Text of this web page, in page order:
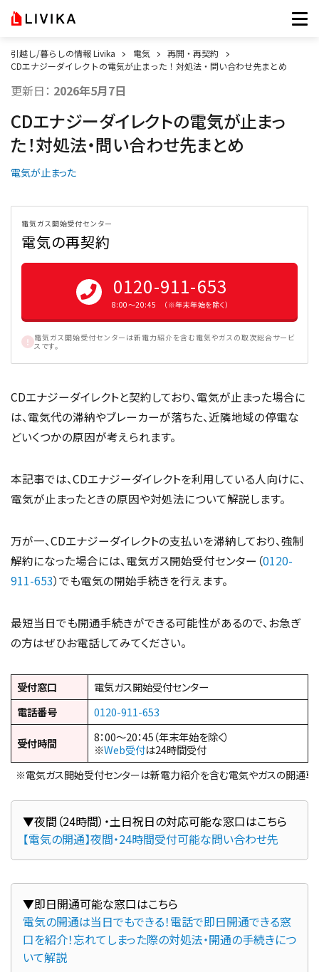
引越し/暮らしの情報 Livika 電気
再開・再契約
CDエナジーダイレクトの電気が止まった！対処法・問い合わせ先まとめ
更新日： 2026年5月7日
CDエナジーダイレクトの電気が止まっ
た！対処法・問い合わせ先まとめ
電気が止まった
電気ガス開始受付センター
電気の再契約
0120-911-653
8:00〜20:45 （※年末年始を除く）
電気ガス開始受付センターは新電力紹介を含む電気やガスの取次総合サービ
スです。
CDエナジーダイレクトと契約しており、電気が止まった場合に
は、電気代の滞納やブレーカーが落ちた、近隣地域の停電な
どいくつかの原因が考えられます。
本記事では、CDエナジーダイレクトを利用している人向けに、
電気が止まったときの原因や対処法について解説します。
万が一、CDエナジーダイレクトの支払いを滞納しており、強制
解約になった場合には、電気ガス開始受付センター（0120-
911-653）でも電気の開始手続きを行えます。
最短当日でも開通手続きができる可能性があるので、お急ぎ
の方はぜひお電話してみてください。
受付窓口
電気ガス開始受付センター
電話番号
0120-911-653
受付時間
8：00～20：45（年末年始を除く）
※Web受付は24時間受付
※電気ガス開始受付センターは新電力紹介を含む電気やガスの開通専
【電気の開通】夜間・24時間受付可能な問い合わせ先
電気の開通は当日でもできる！電話で即日開通できる窓
口を紹介！忘れてしまった際の対処法・開通の手続きにつ
いて解説